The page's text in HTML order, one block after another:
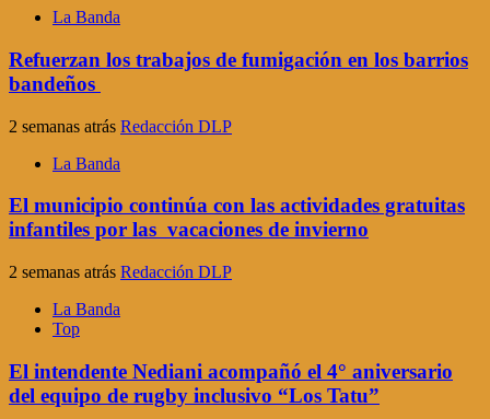
La Banda
Refuerzan los trabajos de fumigación en los barrios
bandeños
2 semanas atrás Redacción DLP
La Banda
El municipio continúa con las actividades gratuitas
infantiles por las vacaciones de invierno
2 semanas atrás Redacción DLP
La Banda
Top
El intendente Nediani acompañó el 4° aniversario
del equipo de rugby inclusivo “Los Tatu”